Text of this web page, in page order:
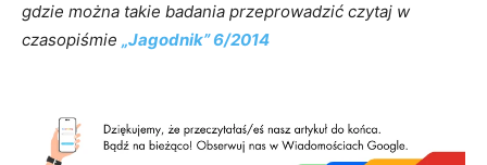
gdzie można takie badania przeprowadzić czytaj w
czasopiśmie „Jagodnik” 6/2014